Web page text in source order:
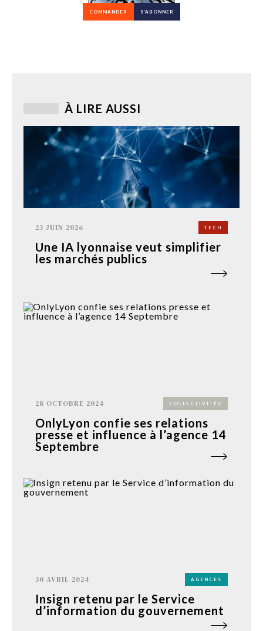
COMMANDER S’ABONNER
À LIRE AUSSI
23 JUIN 2026 TECH
Une IA lyonnaise veut simplifier
les marchés publics
28 OCTOBRE 2024 COLLECTIVITÉS
OnlyLyon confie ses relations
presse et influence à l’agence 14
Septembre
30 AVRIL 2024 AGENCES
Insign retenu par le Service
d’information du gouvernement